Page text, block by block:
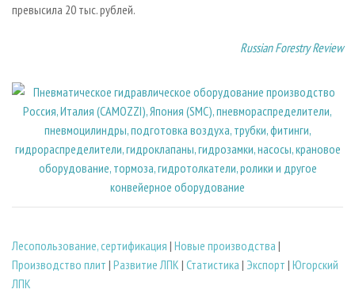
превысила 20 тыс. рублей.
Russian Forestry Review
Лесопользование, сертификация | Новые производства |
Производство плит | Развитие ЛПК | Статистика | Экспорт | Югорский
ЛПК